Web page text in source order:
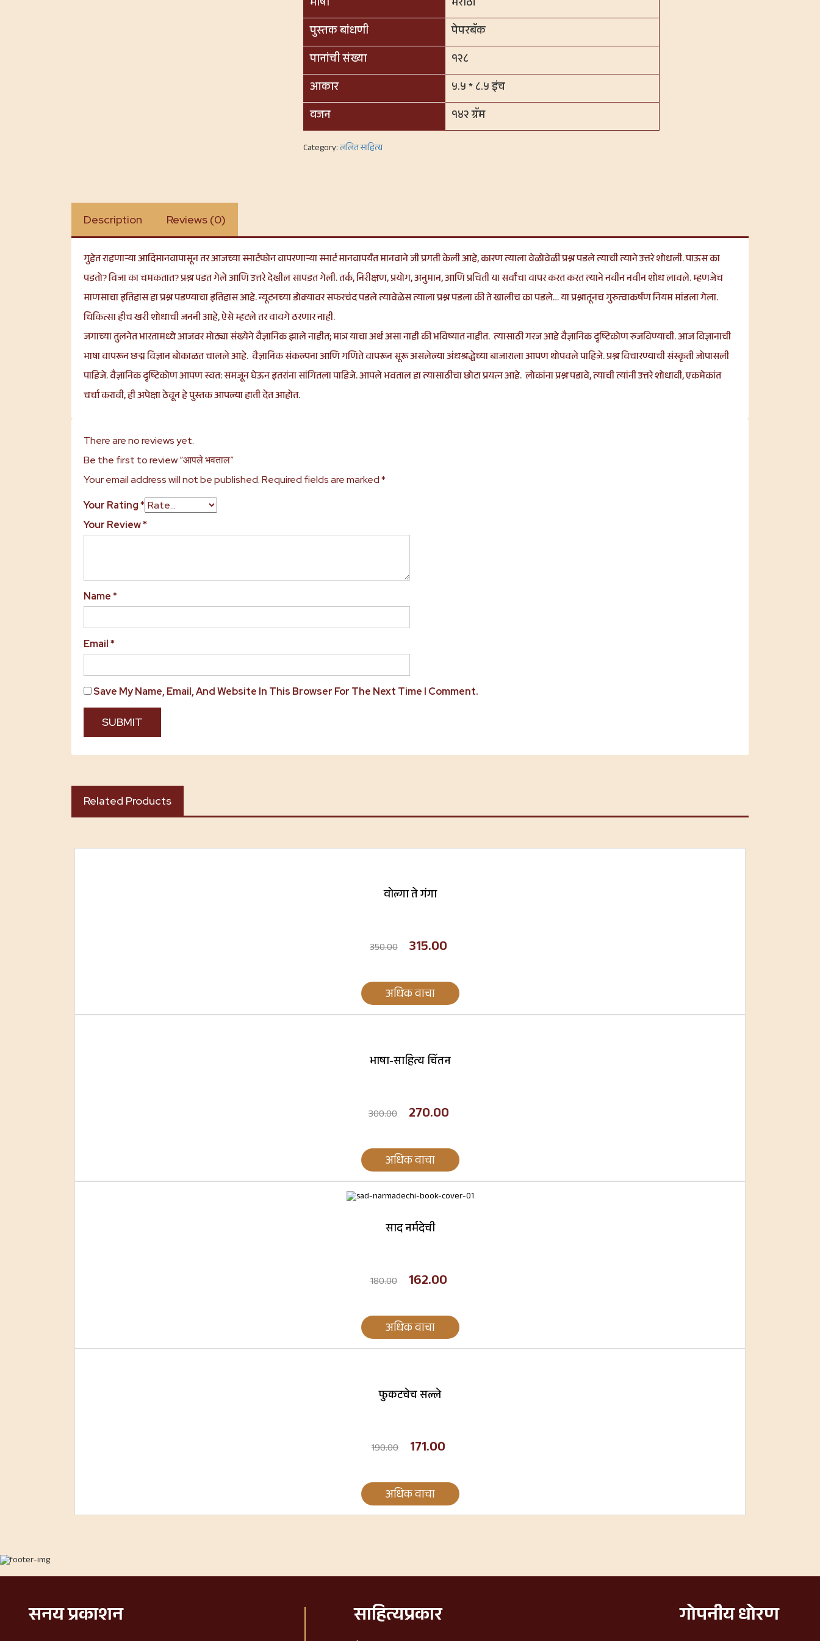
भाषा
मराठी
पुस्तक बांधणी
पेपरबॅक
पानांची संख्या
१२८
आकार
५.५ * ८.५ इंच
वजन
१४२ ग्रॅम
Category:ललित साहित्य
Description Reviews (0)
गुहेत राहणाऱ्या आदिमानवापासून तर आजच्या स्मार्टफोन वापरणाऱ्या स्मार्ट मानवापर्यंत मानवाने जी प्रगती केली आहे, कारण त्याला वेळोवेळी प्रश्न पडले त्याची त्याने उत्तरे शोधली. पाऊस का
पडतो? विजा का चमकतात? प्रश्न पडत गेले आणि उत्तरे देखील सापडत गेली. तर्क, निरीक्षण, प्रयोग, अनुमान, आणि प्रचिती या सर्वांचा वापर करत करत त्याने नवीन नवीन शोध लावले. म्हणजेच
माणसाचा इतिहास हा प्रश्न पडण्याचा इतिहास आहे. न्यूटनच्या डोक्यावर सफरचंद पडले त्यावेळेस त्याला प्रश्न पडला की ते खालीच का पडले… या प्रश्नातूनच गुरुत्वाकर्षण नियम मांडला गेला.
चिकित्सा हीच खरी शोधाची जननी आहे, ऐसे म्हटले तर वावगे ठरणार नाही.
जगाच्या तुलनेत भारतामध्ये आजवर मोठ्या संख्येने वैज्ञानिक झाले नाहीत; मात्र याचा अर्थ असा नाही की भविष्यात नाहीत. त्यासाठी गरज आहे वैज्ञानिक दृष्टिकोण रुजविण्याची. आज विज्ञानाची
भाषा वापरून छद्म विज्ञान बोकाळत चालले आहे. वैज्ञानिक संकल्पना आणि गणिते वापरून सूरू असलेल्या अंधश्रद्धेच्या बाजाराला आपण थोपवले पाहिजे. प्रश्न विचारण्याची संस्कृती जोपासली
पाहिजे. वैज्ञानिक दृष्टिकोण आपण स्वत: समजून घेऊन इतरांना सांगितला पाहिजे. आपले भवताल हा त्यासाठीचा छोटा प्रयत्न आहे. लोकांना प्रश्न पडावे, त्याची त्यांनी उत्तरे शोधावी, एकमेकांत
चर्चा करावी, ही अपेक्षा ठेवून हे पुस्तक आपल्या हाती देत आहोत.
There are no reviews yet.
Be the first to review “आपले भवताल”
Your email address will not be published.Required fields are marked*
Your Rating*
Your Review*
Name*
Email*
Save My Name, Email, And Website In This Browser For The Next Time I Comment.
Related Products
वोल्गा ते गंगा
350.00 315.00
अधिक वाचा
भाषा-साहित्य चिंतन
300.00 270.00
अधिक वाचा
साद नर्मदेची
180.00 162.00
अधिक वाचा
फुकटचेच सल्ले
190.00 171.00
अधिक वाचा
सनय प्रकाशन साहित्यप्रकार गोपनीय धोरण